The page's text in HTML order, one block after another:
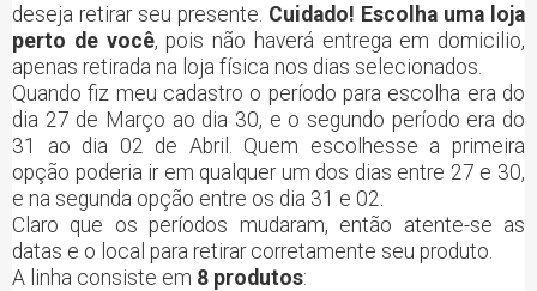
deseja retirar seu presente. Cuidado! Escolha uma loja
perto de você, pois não haverá entrega em domicilio,
apenas retirada na loja física nos dias selecionados.
Quando fiz meu cadastro o período para escolha era do
dia 27 de Março ao dia 30, e o segundo período era do
31 ao dia 02 de Abril. Quem escolhesse a primeira
opção poderia ir em qualquer um dos dias entre 27 e 30,
e na segunda opção entre os dia 31 e 02.
Claro que os períodos mudaram, então atente-se as
datas e o local para retirar corretamente seu produto.
A linha consiste em 8 produtos: